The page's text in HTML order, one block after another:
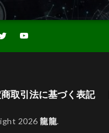
取引法に基づく表記
2026 龍龍.